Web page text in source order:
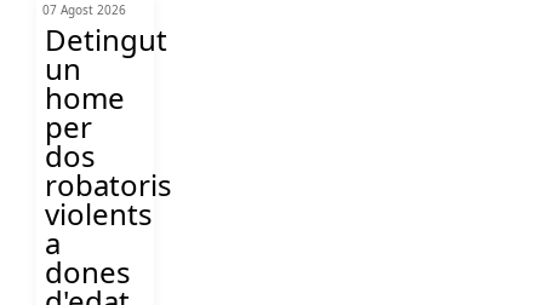
07 Agost 2026
Detingut
un
home
per
dos
robatoris
violents
a
dones